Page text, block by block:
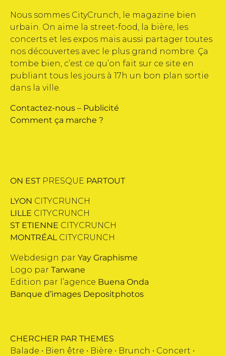
Nous sommes CityCrunch, le magazine bien
urbain. On aime la street-food, la bière, les
concerts et les expos mais aussi partager toutes
nos découvertes avec le plus grand nombre. Ça
tombe bien, c’est ce qu’on fait sur ce site en
publiant tous les jours à 17h un bon plan sortie
dans la ville.
Contactez-nous – Publicité
Comment ça marche ?
ON EST PRESQUE PARTOUT
LYON CITYCRUNCH
LILLE CITYCRUNCH
ST ETIENNE CITYCRUNCH
MONTRÉAL CITYCRUNCH
Webdesign par Yay Graphisme
Logo par Tarwane
Edition par l’agence Buena Onda
Banque d’images Depositphotos
CHERCHER PAR THEMES
Balade • Bien être • Bière • Brunch • Concert •